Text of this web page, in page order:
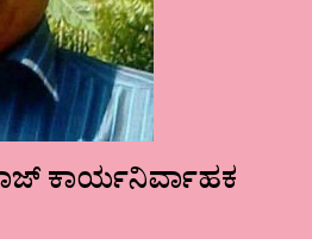
ಕಾರ್ಯನಿರ್ವಾಹಕ